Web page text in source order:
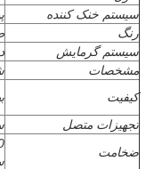
سیستم خنک کننده
رنگ
سیستم گرمایش
مشخصات
کیفیت
تجهیزات متصل
ضخامت